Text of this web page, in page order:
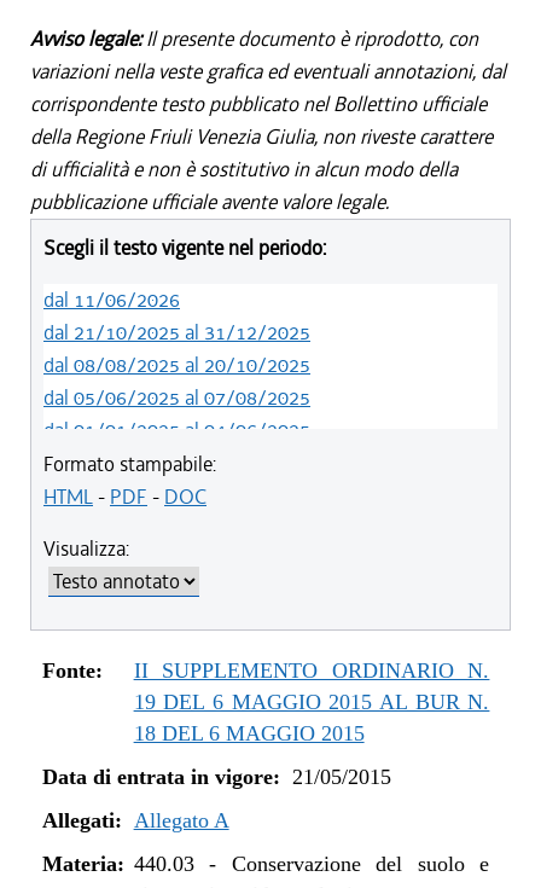
Avviso legale:Il presente documento è riprodotto, con
variazioni nella veste grafica ed eventuali annotazioni, dal
corrispondente testo pubblicato nel Bollettino ufficiale
della Regione Friuli Venezia Giulia, non riveste carattere
di ufficialità e non è sostitutivo in alcun modo della
pubblicazione ufficiale avente valore legale.
Scegli il testo vigente nel periodo:
dal 11/06/2026
dal 21/10/2025 al 31/12/2025
dal 08/08/2025 al 20/10/2025
dal 05/06/2025 al 07/08/2025
dal 01/01/2025 al 04/06/2025
dal 27/10/2024 al 31/12/2024
dal 01/01/2024 al 26/10/2024
dal 01/01/2023 al 06/03/2023
dal 09/08/2022 al 31/12/2022
dal 14/06/2022 al 08/08/2022
dal 06/11/2021 al 31/12/2021
dal 12/08/2021 al 05/11/2021
dal 20/05/2021 al 11/08/2021
dal 11/08/2020 al 31/12/2020
dal 02/07/2020 al 10/08/2020
dal 01/01/2020 al 01/07/2020
Formato stampabile:
HTML- PDF - DOC
Visualizza:
Fonte:
II SUPPLEMENTO ORDINARIO N.
19 DEL 6 MAGGIO 2015 AL BUR N.
18 DEL 6 MAGGIO 2015
Data di entrata in vigore: 21/05/2015
Allegati: Allegato A
Materia: 440.03- Conservazione del suolo e